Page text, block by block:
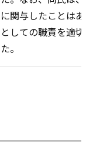
に関与したことはあ
としての職責を適切
た。